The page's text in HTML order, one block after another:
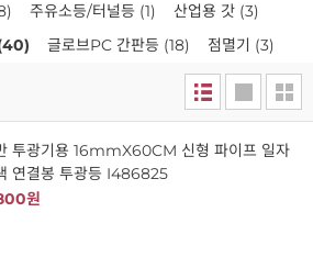
주유소등/터널등 (1) 산업용 갓 (3)
글로브PC 간판등 (18) 점멸기 (3)
투광기용 16mmX60CM 신형 파이프 일자
연결봉 투광등 I486825
원